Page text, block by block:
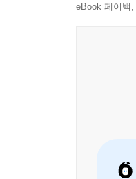
이 책의 저
이 책의 저
‘몸무게를
원하는 것
eBook 페이백